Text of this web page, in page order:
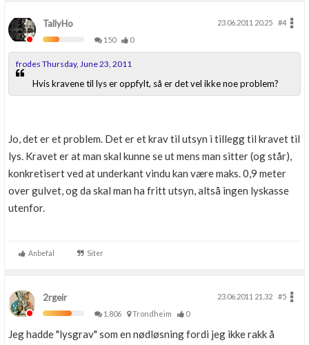
TallyHo 23.06.2011 20.25
#4
150
0
frodes Thursday, June 23, 2011
Hvis kravene til lys er oppfylt, så er det vel ikke noe problem?
Jo, det er et problem. Det er et krav til utsyn i tillegg til kravet til
lys. Kravet er at man skal kunne se ut mens man sitter (og står),
konkretisert ved at underkant vindu kan være maks. 0,9 meter
over gulvet, og da skal man ha fritt utsyn, altså ingen lyskasse
utenfor.
Anbefal Siter
2rgeir 23.06.2011 21.32
#5
1,806
Trondheim 0
Jeg hadde "lysgrav" som en nødløsning fordi jeg ikke rakk å